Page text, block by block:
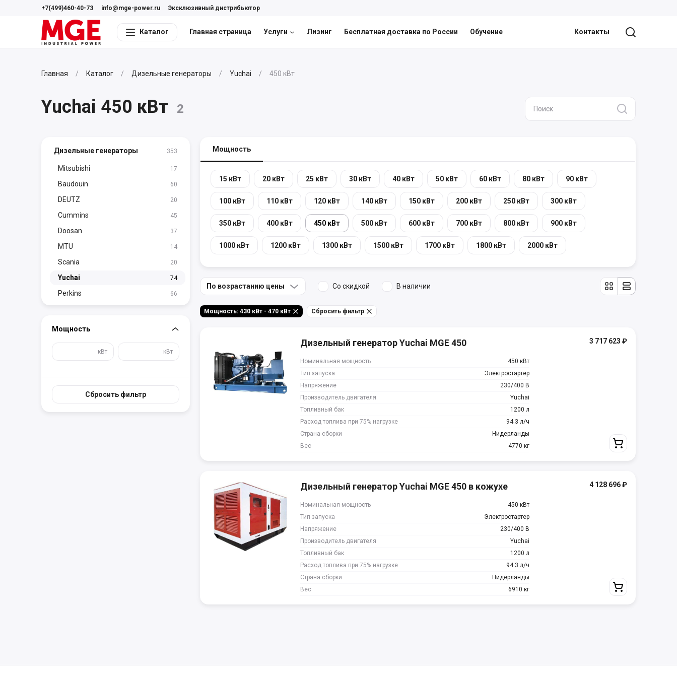
+7(499)460-40-73 info@mge-power.ru Эксклюзивный дистрибьютор
Каталог Главная страница Услуги Лизинг Бесплатная доставка по России Обучение Контакты
Главная Каталог Дизельные генераторы Yuchai 450 кВт
Yuchai 450 кВт 2
Дизельные генераторы 353
Mitsubishi 17
Baudouin 60
DEUTZ 20
Cummins 45
Doosan 37
MTU 14
Scania 20
Yuchai 74
Perkins 66
Мощность
кВт кВт
Сбросить фильтр
Мощность
15 кВт 20 кВт 25 кВт 30 кВт 40 кВт 50 кВт 60 кВт 80 кВт 90 кВт
100 кВт 110 кВт 120 кВт 140 кВт 150 кВт 200 кВт 250 кВт 300 кВт
350 кВт 400 кВт 450 кВт 500 кВт 600 кВт 700 кВт 800 кВт 900 кВт
1000 кВт 1200 кВт 1300 кВт 1500 кВт 1700 кВт 1800 кВт 2000 кВт
По возрастанию цены Со скидкой В наличии
Мощность: 430 кВт - 470 кВт Сбросить фильтр
Дизельный генератор Yuchai MGE 450
Номинальная мощность
450 кВт
Тип запуска
Электростартер
Напряжение
230/400 В
Производитель двигателя
Yuchai
Топливный бак
1200 л
Расход топлива при 75% нагрузке
94.3 л/ч
Страна сборки
Нидерланды
Вес
4770 кг
3 717 623 ₽
Дизельный генератор Yuchai MGE 450 в кожухе
Номинальная мощность
450 кВт
Тип запуска
Электростартер
Напряжение
230/400 В
Производитель двигателя
Yuchai
Топливный бак
1200 л
Расход топлива при 75% нагрузке
94.3 л/ч
Страна сборки
Нидерланды
Вес
6910 кг
4 128 696₽